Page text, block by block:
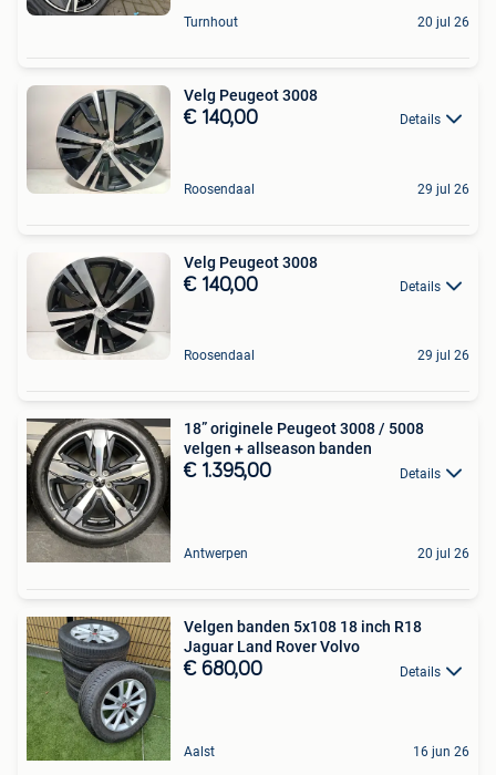
Turnhout 20 jul 26
Velg Peugeot 3008
€ 140,00 Details
Roosendaal 29 jul 26
Velg Peugeot 3008
€ 140,00 Details
Roosendaal 29 jul 26
18” originele Peugeot 3008 / 5008
velgen + allseason banden
€ 1.395,00 Details
Antwerpen 20 jul 26
Velgen banden 5x108 18 inch R18
Jaguar Land Rover Volvo
€ 680,00 Details
Aalst 16 jun 26